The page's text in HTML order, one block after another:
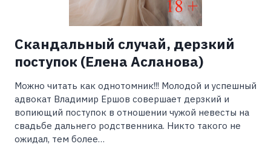
Скандальный случай, дерзкий
поступок (Елена Асланова)
Можно читать как однотомник!!! Молодой и успешный
адвокат Владимир Ершов совершает дерзкий и
вопиющий поступок в отношении чужой невесты на
свадьбе дальнего родственника. Никто такого не
ожидал, тем более…